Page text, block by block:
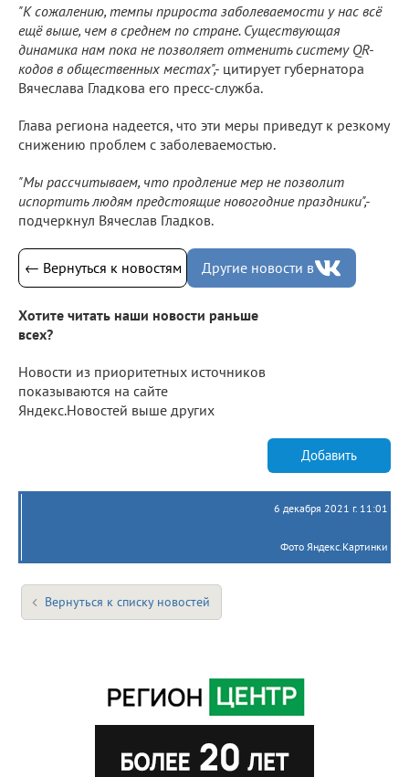
"К сожалению, темпы прироста заболеваемости у нас всё
ещё выше, чем в среднем по стране. Существующая
динамика нам пока не позволяет отменить систему QR-
кодов в общественных местах",- цитирует губернатора
Вячеслава Гладкова его пресс-служба.
Глава региона надеется, что эти меры приведут к резкому
снижению проблем с заболеваемостью.
"Мы рассчитываем, что продление мер не позволит
испортить людям предстоящие новогодние праздники",-
подчеркнул Вячеслав Гладков.
← Вернуться к новостям Другие новости в
Хотите читать наши новости раньше
всех?
Новости из приоритетных источников
показываются на сайте
Яндекс.Новостей выше других
Добавить
6 декабря 2021 г. 11:01
Фото Яндекс.Картинки
Вернуться к списку новостей